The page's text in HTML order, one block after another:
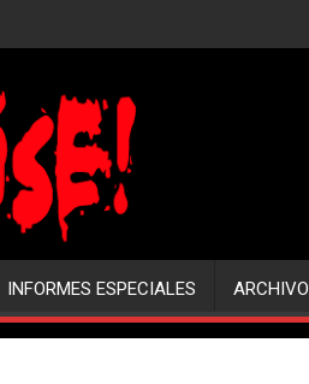
INFORMES ESPECIALES ARCHIVO